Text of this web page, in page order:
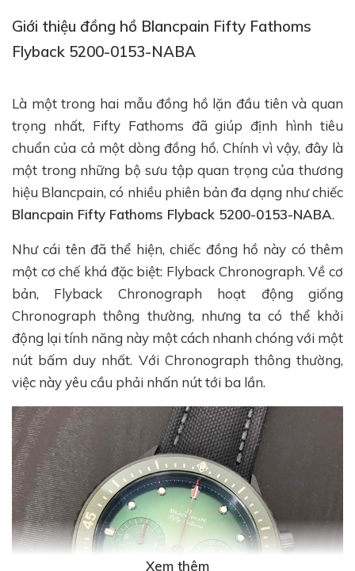
Giới thiệu đồng hồ Blancpain Fifty Fathoms
Flyback 5200-0153-NABA
Là một trong hai mẫu đồng hồ lặn đầu tiên và quan
trọng nhất, Fifty Fathoms đã giúp định hình tiêu
chuẩn của cả một dòng đồng hồ. Chính vì vậy, đây là
một trong những bộ sưu tập quan trọng của thương
hiệu Blancpain, có nhiều phiên bản đa dạng như chiếc
Blancpain Fifty Fathoms Flyback 5200-0153-NABA.
Như cái tên đã thể hiện, chiếc đồng hồ này có thêm
một cơ chế khá đặc biệt: Flyback Chronograph. Về cơ
bản, Flyback Chronograph hoạt động giống
Chronograph thông thường, nhưng ta có thể khởi
động lại tính năng này một cách nhanh chóng với một
nút bấm duy nhất. Với Chronograph thông thường,
việc này yêu cầu phải nhấn nút tới ba lần.
Xem thêm